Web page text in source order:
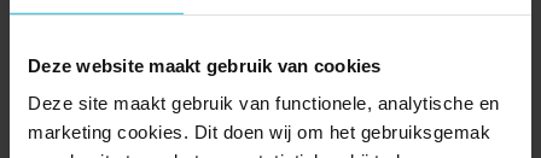
Deze website maakt gebruik van cookies
Deze site maakt gebruik van functionele, analytische en
marketing cookies. Dit doen wij om het gebruiksgemak